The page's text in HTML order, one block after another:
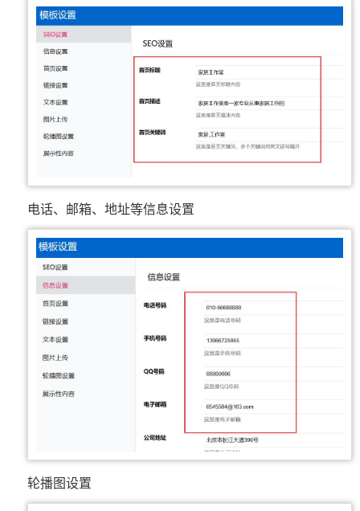
电话、邮箱、地址等信息设置
轮播图设置